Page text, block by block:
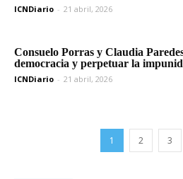
ICNDiario - 21 abril, 2026
Consuelo Porras y Claudia
democracia y perpetuar la
ICNDiario - 21 abril, 2026
1 2 3